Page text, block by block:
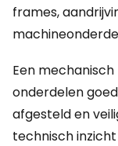
frames,
Een
onderdelen
afgesteld en
technisch